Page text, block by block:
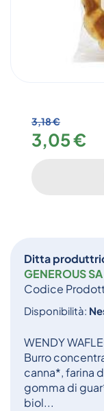
Ditta
GENEROUS
Codice
Disponibilità:
WENDY
Burro
canna*, farina
gomma di
biol...
3,18 €
3,05 €